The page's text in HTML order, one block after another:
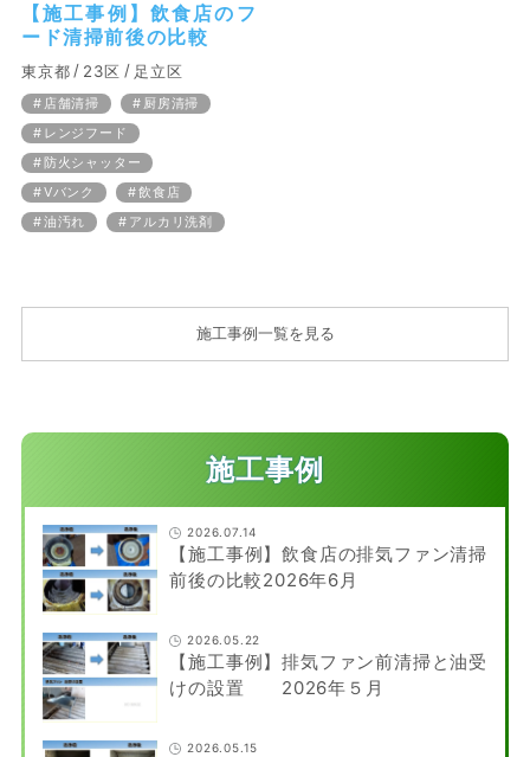
【施工事例】飲食店のフ
ード清掃前後の比較
東京都 23区 足立区
店舗清掃
厨房清掃
レンジフード
防火シャッター
Vバンク
飲食店
油汚れ
アルカリ洗剤
施工事例一覧を見る
施工事例
2026.07.14
【施工事例】飲食店の排気ファン清掃
前後の比較2026年6月
2026.05.22
【施工事例】排気ファン前清掃と油受
けの設置 2026年５月
2026.05.15